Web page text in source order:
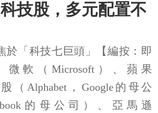
技股，多元配置不
於「科技七巨頭」【編按：即
微軟（Microsoft）、蘋果
（Alphabet，Google的母公
的母公司）、亞馬遜